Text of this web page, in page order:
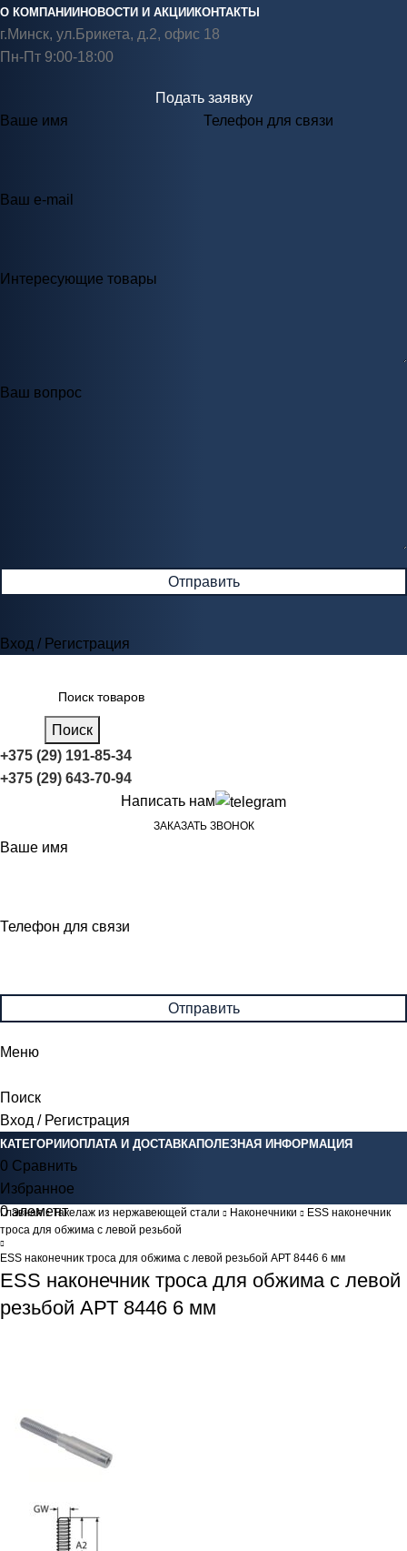
О КОМПАНИИ НОВОСТИ И АКЦИИ КОНТАКТЫ
г.Минск, ул.Брикета, д.2, офис 18
Пн-Пт 9:00-18:00
Подать заявку
Ваше имя
Телефон для связи
Ваш e-mail
Интересующие товары
Ваш вопрос
Вход / Регистрация
Поиск
+375 (29) 191-85-34
+375 (29) 643-70-94
Написать нам
ЗАКАЗАТЬ ЗВОНОК
Ваше имя
Телефон для связи
Меню
Поиск
Вход / Регистрация
КАТЕГОРИИОПЛАТА И ДОСТАВКАПОЛЕЗНАЯ ИНФОРМАЦИЯ
0 Сравнить
Избранное
0элемент 0Br
Главная Такелаж из нержавеющей стали Наконечники
ESS наконечник
троса для обжима с левой резьбой
ESS наконечник троса для обжима с левой резьбой АРТ 8446 6 мм
ESS наконечник троса для обжима с левой
резьбой АРТ 8446 6 мм